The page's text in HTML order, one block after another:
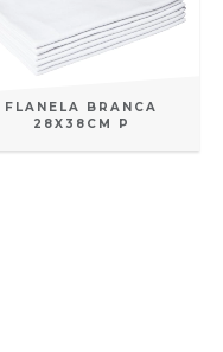
FLANELA BRANCA
28X38CM P